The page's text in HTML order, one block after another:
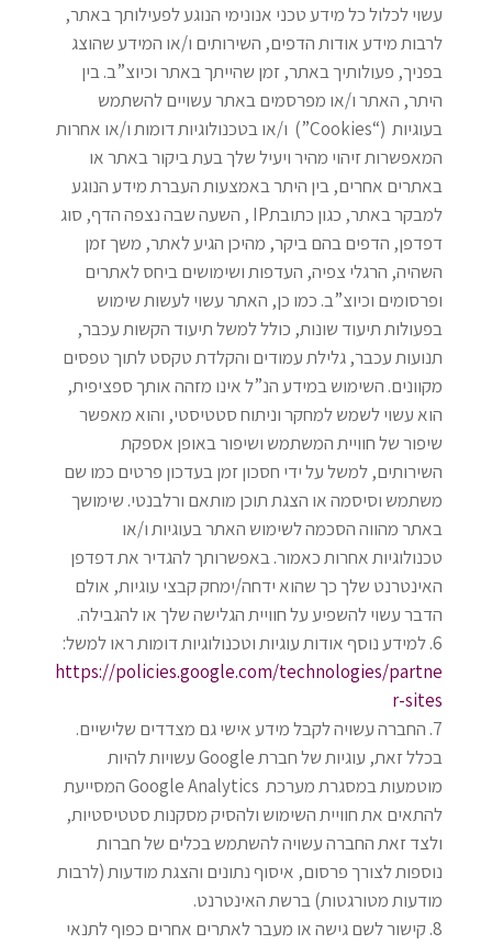
עשוי לכלול כל מידע טכני אנונימי הנוגע לפעילותך באתר,
לרבות מידע אודות הדפים, השירותים ו/או המידע שהוצג
בפניך, פעולותיך באתר, זמן שהייתך באתר וכיוצ”ב. בין
היתר, האתר ו/או מפרסמים באתר עשויים להשתמש
בעוגיות(“Cookies”)
ו/או בטכנולוגיות דומות ו/או אחרות
המאפשרות זיהוי מהיר ויעיל שלך בעת ביקור באתר או
באתרים אחרים, בין היתר באמצעות העברת מידע הנוגע
למבקר באתר, כגון כתובתIP , השעה שבה נצפה הדף, סוג
דפדפן, הדפים בהם ביקר, מהיכן הגיע לאתר, משך זמן
השהיה, הרגלי צפיה, העדפות ושימושים ביחס לאתרים
ופרסומים וכיוצ”ב. כמו כן, האתר עשוי לעשות שימוש
בפעולות תיעוד שונות, כולל למשל תיעוד הקשות עכבר,
תנועות עכבר, גלילת עמודים והקלדת טקסט לתוך טפסים
מקוונים. השימוש במידע הנ”ל אינו מזהה אותך ספציפית,
הוא עשוי לשמש למחקר וניתוח סטטיסטי, והוא מאפשר
שיפור של חוויית המשתמש ושיפור באופן אספקת
השירותים, למשל על ידי חסכון זמן בעדכון פרטים כמו שם
משתמש וסיסמה או הצגת תוכן מותאם ורלבנטי. שימושך
באתר מהווה הסכמה לשימוש האתר בעוגיות ו/או
טכנולוגיות אחרות כאמור. באפשרותך להגדיר את דפדפן
האינטרנט שלך כך שהוא ידחה/ימחק קבצי עוגיות, אולם
הדבר עשוי להשפיע על חוויית הגלישה שלך או להגבילה.
למידע נוסף אודות עוגיות וטכנולוגיות דומות ראו למשל:
https://policies.google.com/technologies/partne
r-sites
החברה עשויה לקבל מידע אישי גם מצדדים שלישיים.
בכלל זאת, עוגיות של חברתGoogle
עשויות להיות
מוטמעות במסגרת מערכתGoogle Analytics
המסייעת
להתאים את חוויית השימוש ולהסיק מסקנות סטטיסטיות,
ולצד זאת החברה עשויה להשתמש בכלים של חברות
נוספות לצורך פרסום, איסוף נתונים והצגת מודעות (לרבות
מודעות מטורגטות) ברשת האינטרנט.
קישור לשם גישה או מעבר לאתרים אחרים כפוף לתנאי